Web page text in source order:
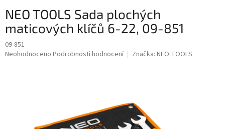
NEO TOOLS Sada plochých
maticových klíčů 6-22, 09-851
09-851
Průměrné
Neohodnoceno Podrobnosti hodnocení Značka: NEO TOOLS